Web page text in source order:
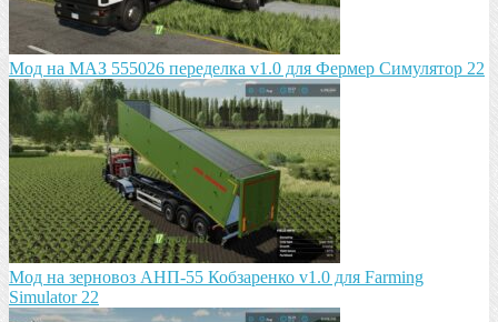
Мод на МАЗ 555026 пeрeдeлка v1.0 для Фермер Симулятор 22
Мод на зeрновоз АНП-55 Кобзарeнко v1.0 для Farming
Simulator 22